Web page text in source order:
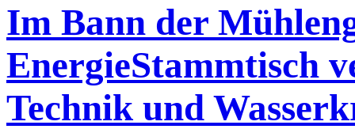
Im Bann der
EnergieStammtisch
Technik und